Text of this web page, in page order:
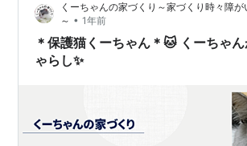
シアンブル…
くーちゃんの家づくり～家づくり時々障
～ • 1年前
＊保護猫くーちゃん＊🐱 くーちゃ
ゃらし✨